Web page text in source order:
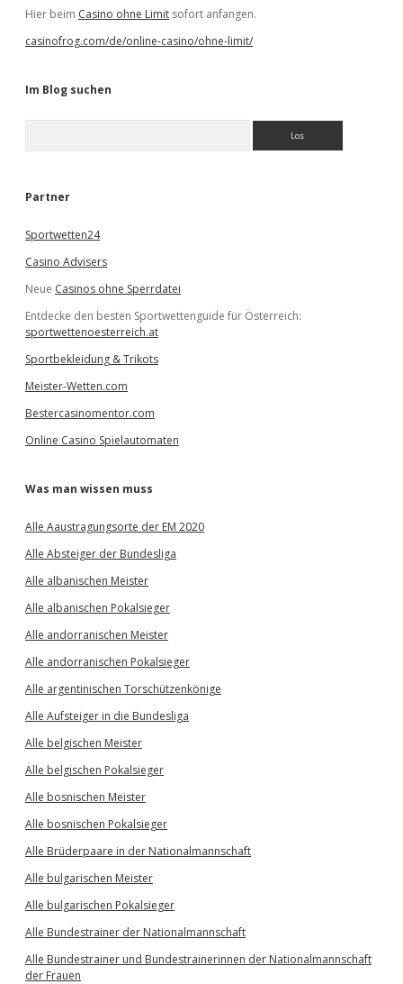
Hier beim Casino ohne Limit sofort anfangen.
casinofrog.com/de/online-casino/ohne-limit/
Im Blog suchen
e
Partner
Sportwetten24
Casino Advisers
Neue Casinos ohne Sperrdatei
Entdecke den besten Sportwettenguide für Österreich:
sportwettenoesterreich.at
Sportbekleidung & Trikots
Meister-Wetten.com
Bestercasinomentor.com
Online Casino Spielautomaten
Was man wissen muss
Alle Aaustragungsorte der EM 2020
Alle Absteiger der Bundesliga
Alle albanischen Meister
Alle albanischen Pokalsieger
Alle andorranischen Meister
Alle andorranischen Pokalsieger
Alle argentinischen Torschützenkönige
Alle Aufsteiger in die Bundesliga
Alle belgischen Meister
Alle belgischen Pokalsieger
Alle bosnischen Meister
Alle bosnischen Pokalsieger
Alle Brüderpaare in der Nationalmannschaft
Alle bulgarischen Meister
Alle bulgarischen Pokalsieger
Alle Bundestrainer der Nationalmannschaft
Alle Bundestrainer und Bundestrainerinnen der Nationalmannschaft
der Frauen